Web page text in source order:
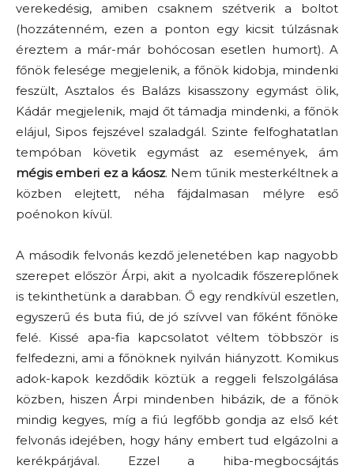
verekedésig, amiben csaknem szétverik a boltot
(hozzátenném, ezen a ponton egy kicsit túlzásnak
éreztem a már-már bohócosan esetlen humort). A
főnök felesége megjelenik, a főnök kidobja, mindenki
feszült, Asztalos és Balázs kisasszony egymást ölik,
Kádár megjelenik, majd őt támadja mindenki, a főnök
elájul, Sipos fejszével szaladgál. Szinte felfoghatatlan
tempóban követik egymást az események, ám
mégis emberi ez a káosz. Nem tűnik mesterkéltnek a
közben elejtett, néha fájdalmasan mélyre eső
poénokon kívül.
A második felvonás kezdő jelenetében kap nagyobb
szerepet először Árpi, akit a nyolcadik főszereplőnek
is tekinthetünk a darabban. Ő egy rendkívül eszetlen,
egyszerű és buta fiú, de jó szívvel van főként főnöke
felé. Kissé apa-fia kapcsolatot véltem többször is
felfedezni, ami a főnöknek nyilván hiányzott. Komikus
adok-kapok kezdődik köztük a reggeli felszolgálása
közben, hiszen Árpi mindenben hibázik, de a főnök
mindig kegyes, míg a fiú legfőbb gondja az első két
felvonás idejében, hogy hány embert tud elgázolni a
kerékpárjával. Ezzel a hiba-megbocsájtás